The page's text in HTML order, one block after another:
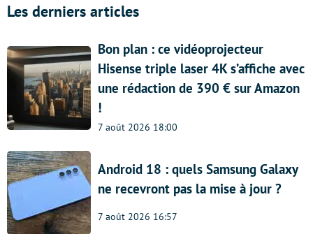
Les derniers articles
Bon plan : ce vidéoprojecteur
Hisense triple laser 4K s’affiche avec
une rédaction de 390 € sur Amazon
!
7 août 2026 18:00
Android 18 : quels Samsung Galaxy
ne recevront pas la mise à jour ?
7 août 2026 16:57